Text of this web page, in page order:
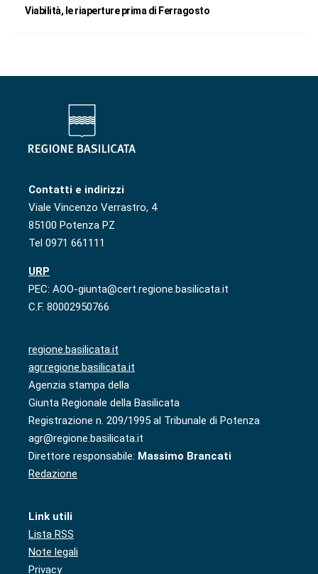
Viabilità, le riaperture prima di Ferragosto
Contatti e indirizzi
Viale Vincenzo Verrastro, 4
85100 Potenza PZ
Tel 0971 661111
URP
PEC: AOO-giunta@cert.regione.basilicata.it
C.F. 80002950766
regione.basilicata.it
agr.regione.basilicata.it
Agenzia stampa della
Giunta Regionale della Basilicata
Registrazione n. 209/1995 al Tribunale di Potenza
agr@regione.basilicata.it
Direttore responsabile: Massimo Brancati
Redazione
Link utili
Lista RSS
Note legali
Privacy